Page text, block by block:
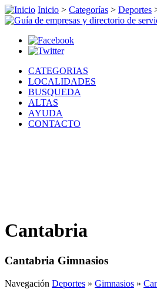
Inicio > Categorías > Deportes
CATEGORIAS
LOCALIDADES
BUSQUEDA
ALTAS
AYUDA
CONTACTO
Cantabria
Cantabria Gimnasios
Navegación Deportes » Gimnasios »